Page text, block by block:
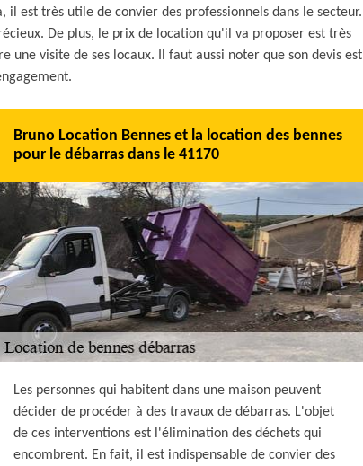
est très utile de convier des professionnels dans le secteur.
De plus, le prix de location qu'il va proposer est très
une visite de ses locaux. Il faut aussi noter que son devis est
Bruno Location Bennes et la location des bennes
pour le débarras dans le 41170
Les personnes qui habitent dans une maison peuvent
décider de procéder à des travaux de débarras. L'objet
de ces interventions est l'élimination des déchets qui
encombrent. En fait, il est indispensable de convier des